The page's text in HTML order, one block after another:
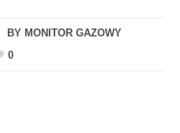
BY MONITOR GAZOWY
0